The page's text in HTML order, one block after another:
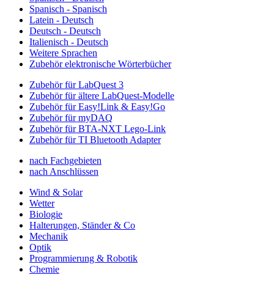
Spanisch - Spanisch
Latein - Deutsch
Deutsch - Deutsch
Italienisch - Deutsch
Weitere Sprachen
Zubehör elektronische Wörterbücher
Zubehör für LabQuest 3
Zubehör für ältere LabQuest-Modelle
Zubehör für Easy!Link & Easy!Go
Zubehör für myDAQ
Zubehör für BTA-NXT Lego-Link
Zubehör für TI Bluetooth Adapter
nach Fachgebieten
nach Anschlüssen
Wind & Solar
Wetter
Biologie
Halterungen, Ständer & Co
Mechanik
Optik
Programmierung & Robotik
Chemie